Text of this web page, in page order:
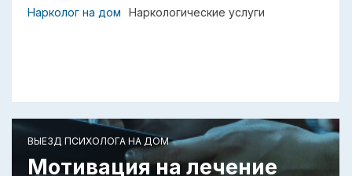
Нарколог на дом Наркологические услуги
ВЫЕЗД ПСИХОЛОГА НА ДОМ
Мотивация на лечение